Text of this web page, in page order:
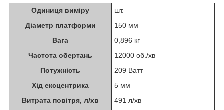
Одиниця виміру
шт.
Діаметр платформи
150 мм
Вага
0,896 кг
Частота обертань
12000 об./хв
Потужність
209 Ватт
Хід ексцентрика
5 мм
Витрата повітря, л/хв
491 л/хв